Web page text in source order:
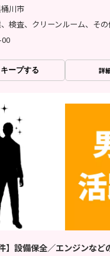
川市
検査、クリーンルーム、そ
キープする 詳
】設備保全／エンジンな